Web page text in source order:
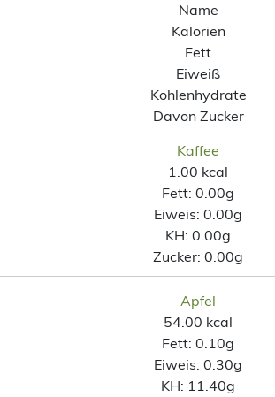
Name
Kalorien
Fett
Eiweiß
Kohlenhydrate
Davon Zucker
Kaffee
1.00 kcal
Fett: 0.00g
Eiweis: 0.00g
KH: 0.00g
Zucker: 0.00g
Apfel
54.00 kcal
Fett: 0.10g
Eiweis: 0.30g
KH: 11.40g